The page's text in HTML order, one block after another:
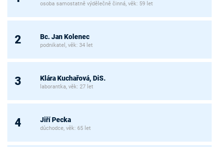
osoba samostatně výdělečně činná, věk: 59 let
2 Bc. Jan Kolenec
podnikatel, věk: 34 let
3 Klára Kuchařová, DiS.
laborantka, věk: 27 let
4 Jiří Pecka
důchodce, věk: 65 let